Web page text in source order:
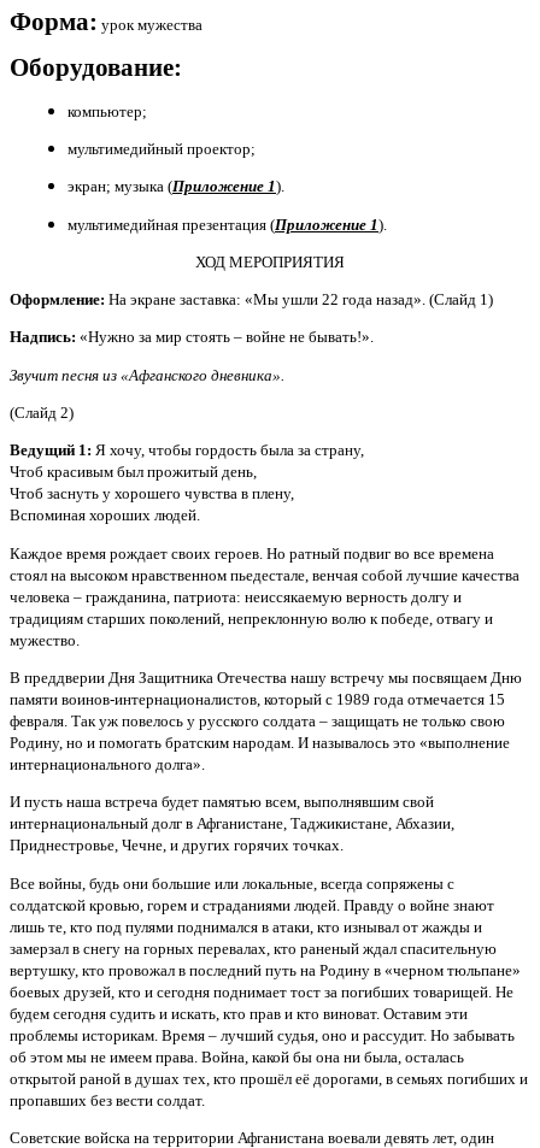
Форма: урок мужества
Оборудование:
компьютер;
мультимедийный проектор;
экран; музыка (Приложение 1).
мультимедийная презентация (Приложение 1).
ХОД МЕРОПРИЯТИЯ
Оформление: На экране заставка: «Мы ушли 22 года назад». (Слайд 1)
Надпись: «Нужно за мир стоять – войне не бывать!».
Звучит песня из «Афганского дневника».
(Слайд 2)
Ведущий 1: Я хочу, чтобы гордость была за страну,
Чтоб красивым был прожитый день,
Чтоб заснуть у хорошего чувства в плену,
Вспоминая хороших людей.
Каждое время рождает своих героев. Но ратный подвиг во все времена
стоял на высоком нравственном пьедестале, венчая собой лучшие качества
человека – гражданина, патриота: неиссякаемую верность долгу и
традициям старших поколений, непреклонную волю к победе, отвагу и
мужество.
В преддверии Дня Защитника Отечества нашу встречу мы посвящаем Дню
памяти воинов-интернационалистов, который с 1989 года отмечается 15
февраля. Так уж повелось у русского солдата – защищать не только свою
Родину, но и помогать братским народам. И называлось это «выполнение
интернационального долга».
И пусть наша встреча будет памятью всем, выполнявшим свой
интернациональный долг в Афганистане, Таджикистане, Абхазии,
Приднестровье, Чечне, и других горячих точках.
Все войны, будь они большие или локальные, всегда сопряжены с
солдатской кровью, горем и страданиями людей. Правду о войне знают
лишь те, кто под пулями поднимался в атаки, кто изнывал от жажды и
замерзал в снегу на горных перевалах, кто раненый ждал спасительную
вертушку, кто провожал в последний путь на Родину в «черном тюльпане»
боевых друзей, кто и сегодня поднимает тост за погибших товарищей. Не
будем сегодня судить и искать, кто прав и кто виноват. Оставим эти
проблемы историкам. Время – лучший судья, оно и рассудит. Но забывать
об этом мы не имеем права. Война, какой бы она ни была, осталась
открытой раной в душах тех, кто прошёл её дорогами, в семьях погибших и
пропавших без вести солдат.
Советские войска на территории Афганистана воевали девять лет, один